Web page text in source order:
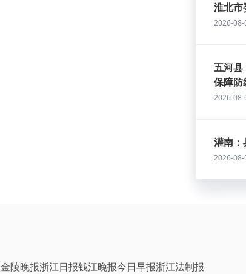
淮北市
2026-08-
五河县
保障防
2026-08-
灌南：
2026-08-
金陵晚报浙江日报钱江晚报今日早报浙江法制报